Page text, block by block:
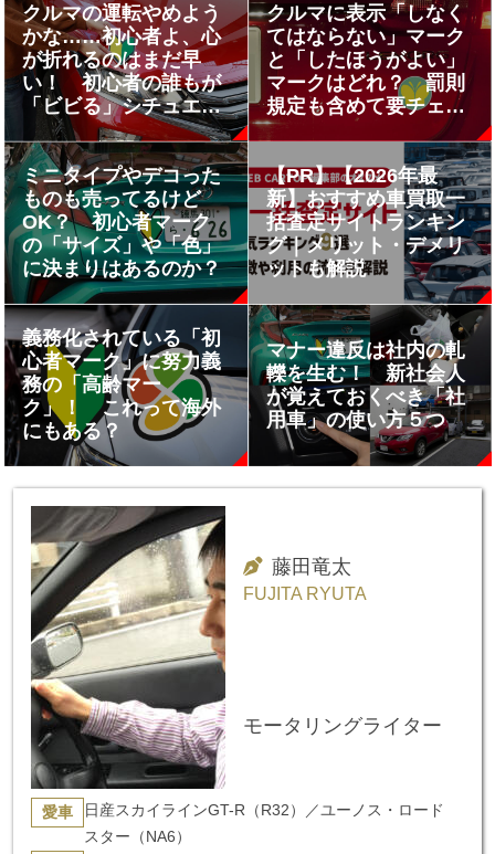
クルマの運転やめよう
かな……初心者よ、心
が折れるのはまだ早
い！ 初心者の誰もが
「ビビる」シチュエー
ションへの対処法を教
えます!!
クルマに表示「しなく
てはならない」マーク
と「したほうがよい」
マークはどれ？ 罰則
規定も含めて要チェッ
ク!!
ミニタイプやデコった
ものも売ってるけど
OK？ 初心者マーク
の「サイズ」や「色」
に決まりはあるのか？
【PR】【2026年最
新】おすすめ車買取一
括査定サイトランキン
グ｜メリット・デメリ
ットも解説
義務化されている「初
心者マーク」に努力義
務の「高齢マー
ク」！ これって海外
にもある？
マナー違反は社内の軋
轢を生む！ 新社会人
が覚えておくべき「社
用車」の使い方５つ
藤田竜太
FUJITA RYUTA
モータリングライター
愛車
日産スカイラインGT-R（R32）／ユーノス・ロード
スター（NA6）